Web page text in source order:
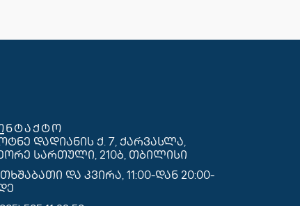
დადიანის ქ. 7, ქარვასლა,
სართული, 210ბ, თბილისი
და კვირა, 11:00-დან 20:00-